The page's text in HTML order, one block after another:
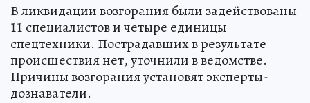
В ликвидации возгорания были задействованы
11 специалистов и четыре единицы
спецтехники. Пострадавших в результате
происшествия нет, уточнили в ведомстве.
Причины возгорания установят эксперты-
дознаватели.